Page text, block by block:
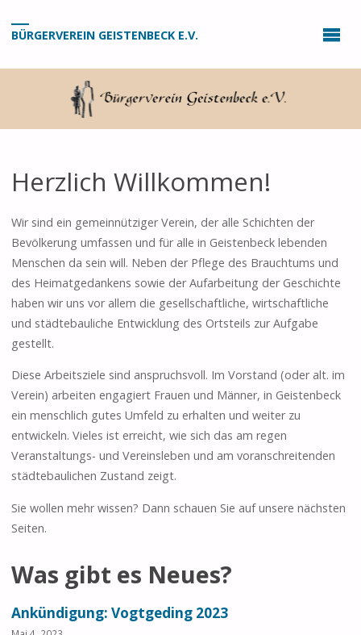
BÜRGERVEREIN GEISTENBECK E.V.
Herzlich Willkommen!
Wir sind ein gemeinnütziger Verein, der alle Schichten der
Bevölkerung umfassen und für alle in Geistenbeck lebenden
Menschen da sein will. Neben der Pflege des Brauchtums und
des Heimatgedankens sowie der Aufarbeitung der Geschichte
haben wir uns vor allem die gesellschaftliche, wirtschaftliche
und städtebauliche Entwicklung des Ortsteils zur Aufgabe
gestellt.
Diese Arbeitsziele sind anspruchsvoll. Im Vorstand (oder alt. im
Verein) arbeiten engagiert Frauen und Männer, in Geistenbeck
ein menschlich gutes Umfeld zu erhalten und weiter zu
entwickeln. Vieles ist erreicht, wie sich das am regen
Veranstaltungs- und Vereinsleben und am voranschreitenden
städtebaulichen Zustand zeigt.
Sie wollen mehr wissen? Dann schauen Sie auf unsere nächsten
Seiten.
Was gibt es Neues?
Ankündigung: Vogtgeding 2023